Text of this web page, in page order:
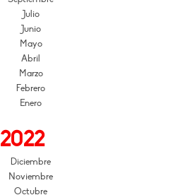
Julio
Junio
Mayo
Abril
Marzo
Febrero
Enero
2022
Diciembre
Noviembre
Octubre